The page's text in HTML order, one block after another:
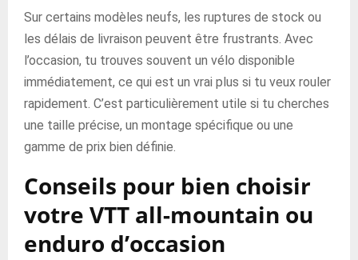
Sur certains modèles neufs, les ruptures de stock ou
les délais de livraison peuvent être frustrants. Avec
l’occasion, tu trouves souvent un vélo disponible
immédiatement, ce qui est un vrai plus si tu veux rouler
rapidement. C’est particulièrement utile si tu cherches
une taille précise, un montage spécifique ou une
gamme de prix bien définie.
Conseils pour bien choisir
votre VTT all-mountain ou
enduro d’occasion